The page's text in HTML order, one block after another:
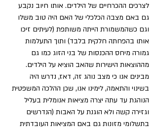
לצרכים ההכרחיים של הילדים. אותו חיוב נקבע
גם באם מצבה הכלכלי של האם היה טוב משלו
וגם כשהמשמורת הייתה משותפת (לעיתים זיכו
אותו בהפחתה חלקית בלבד) ותוך התעלמות
גמורה מיחס ההכנסות של בני הזוג כמו גם
מההוצאות הישירות שהאב הוציא על הילדים.
מבינים אנו כי מצב נוהג זה, דאז, נדרש היה
בשינוי והתאמה, לימינו אנו, שכן ההלכה המשפטית
הנוהגת עד עתה יצרה מציאות אנומלית בעליל
וגזירה קשה ולא הוגנת על האבות (הנדרשים
בתשלומי מזונות גם באם המציאות העובדתית